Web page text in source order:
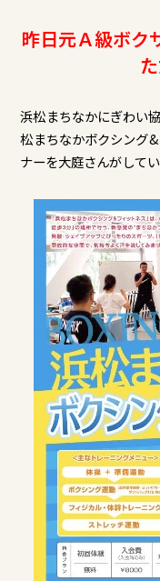
昨日元Ａ級ボク
浜松まちなかにぎわい
松まちなかボクシング
ナーを大庭さんがしてい